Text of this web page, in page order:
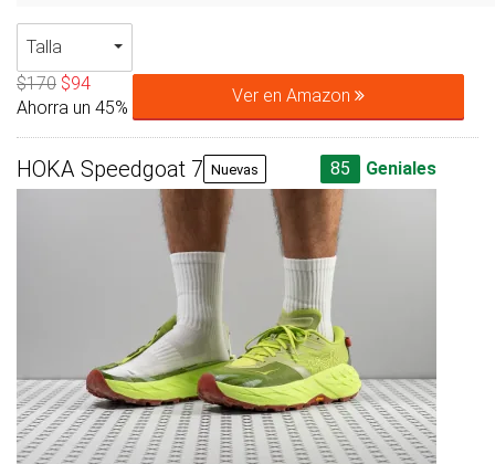
Talla
$170 $94
Ahorra un 45%
Ver en Amazon
HOKA Speedgoat 7 Nuevas 85 Geniales